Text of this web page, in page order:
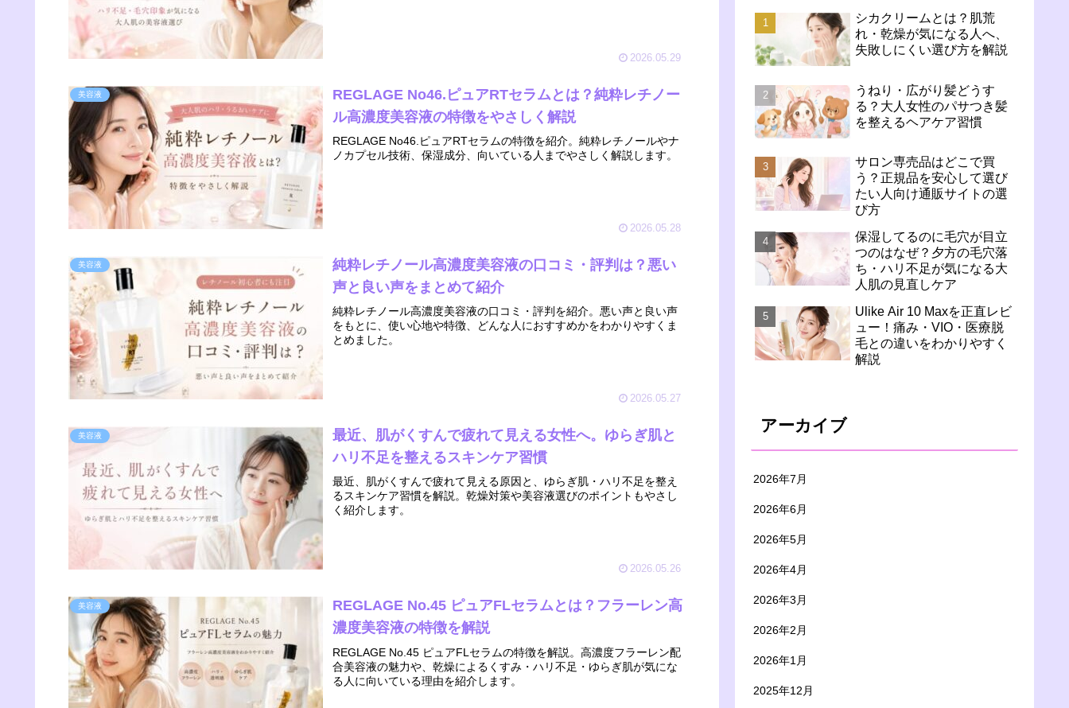
2026.05.29
美容液
REGLAGE No46.ピュアRTセラムとは？純粋レチノー
ル高濃度美容液の特徴をやさしく解説
REGLAGE No46.ピュアRTセラムの特徴を紹介。純粋レチノールやナ
ノカプセル技術、保湿成分、向いている人までやさしく解説します。
2026.05.28
美容液
純粋レチノール高濃度美容液の口コミ・評判は？悪い
声と良い声をまとめて紹介
純粋レチノール高濃度美容液の口コミ・評判を紹介。悪い声と良い声
をもとに、使い心地や特徴、どんな人におすすめかをわかりやすくま
とめました。
2026.05.27
美容液
最近、肌がくすんで疲れて見える女性へ。ゆらぎ肌と
ハリ不足を整えるスキンケア習慣
最近、肌がくすんで疲れて見える原因と、ゆらぎ肌・ハリ不足を整え
るスキンケア習慣を解説。乾燥対策や美容液選びのポイントもやさし
く紹介します。
2026.05.26
美容液
REGLAGE No.45 ピュアFLセラムとは？フラーレン高
濃度美容液の特徴を解説
REGLAGE No.45 ピュアFLセラムの特徴を解説。高濃度フラーレン配
合美容液の魅力や、乾燥によるくすみ・ハリ不足・ゆらぎ肌が気にな
る人に向いている理由を紹介します。
シカクリームとは？肌荒
れ・乾燥が気になる人へ、
失敗しにくい選び方を解説
うねり・広がり髪どうす
る？大人女性のパサつき髪
を整えるヘアケア習慣
サロン専売品はどこで買
う？正規品を安心して選び
たい人向け通販サイトの選
び方
保湿してるのに毛穴が目立
つのはなぜ？夕方の毛穴落
ち・ハリ不足が気になる大
人肌の見直しケア
Ulike Air 10 Maxを正直レビ
ュー！痛み・VIO・医療脱
毛との違いをわかりやすく
解説
アーカイブ
2026年7月
2026年6月
2026年5月
2026年4月
2026年3月
2026年2月
2026年1月
2025年12月